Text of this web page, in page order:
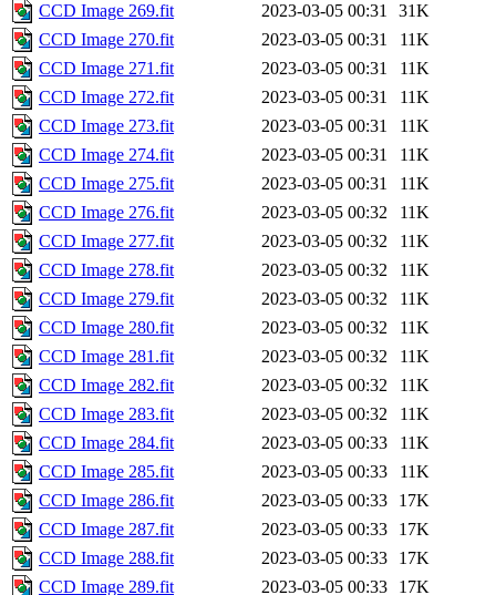
CCD Image 269.fit
2023-03-05 00:31
31K
CCD Image 270.fit
2023-03-05 00:31
11K
CCD Image 271.fit
2023-03-05 00:31
11K
CCD Image 272.fit
2023-03-05 00:31
11K
CCD Image 273.fit
2023-03-05 00:31
11K
CCD Image 274.fit
2023-03-05 00:31
11K
CCD Image 275.fit
2023-03-05 00:31
11K
CCD Image 276.fit
2023-03-05 00:32
11K
CCD Image 277.fit
2023-03-05 00:32
11K
CCD Image 278.fit
2023-03-05 00:32
11K
CCD Image 279.fit
2023-03-05 00:32
11K
CCD Image 280.fit
2023-03-05 00:32
11K
CCD Image 281.fit
2023-03-05 00:32
11K
CCD Image 282.fit
2023-03-05 00:32
11K
CCD Image 283.fit
2023-03-05 00:32
11K
CCD Image 284.fit
2023-03-05 00:33
11K
CCD Image 285.fit
2023-03-05 00:33
11K
CCD Image 286.fit
2023-03-05 00:33
17K
CCD Image 287.fit
2023-03-05 00:33
17K
CCD Image 288.fit
2023-03-05 00:33
17K
CCD Image 289.fit
2023-03-05 00:33
17K